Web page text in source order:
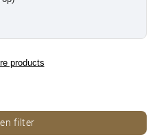
products
filter